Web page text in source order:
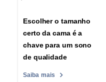
Escolher o tamanho
certo da cama é a
chave para um sono
de qualidade
Saiba mais